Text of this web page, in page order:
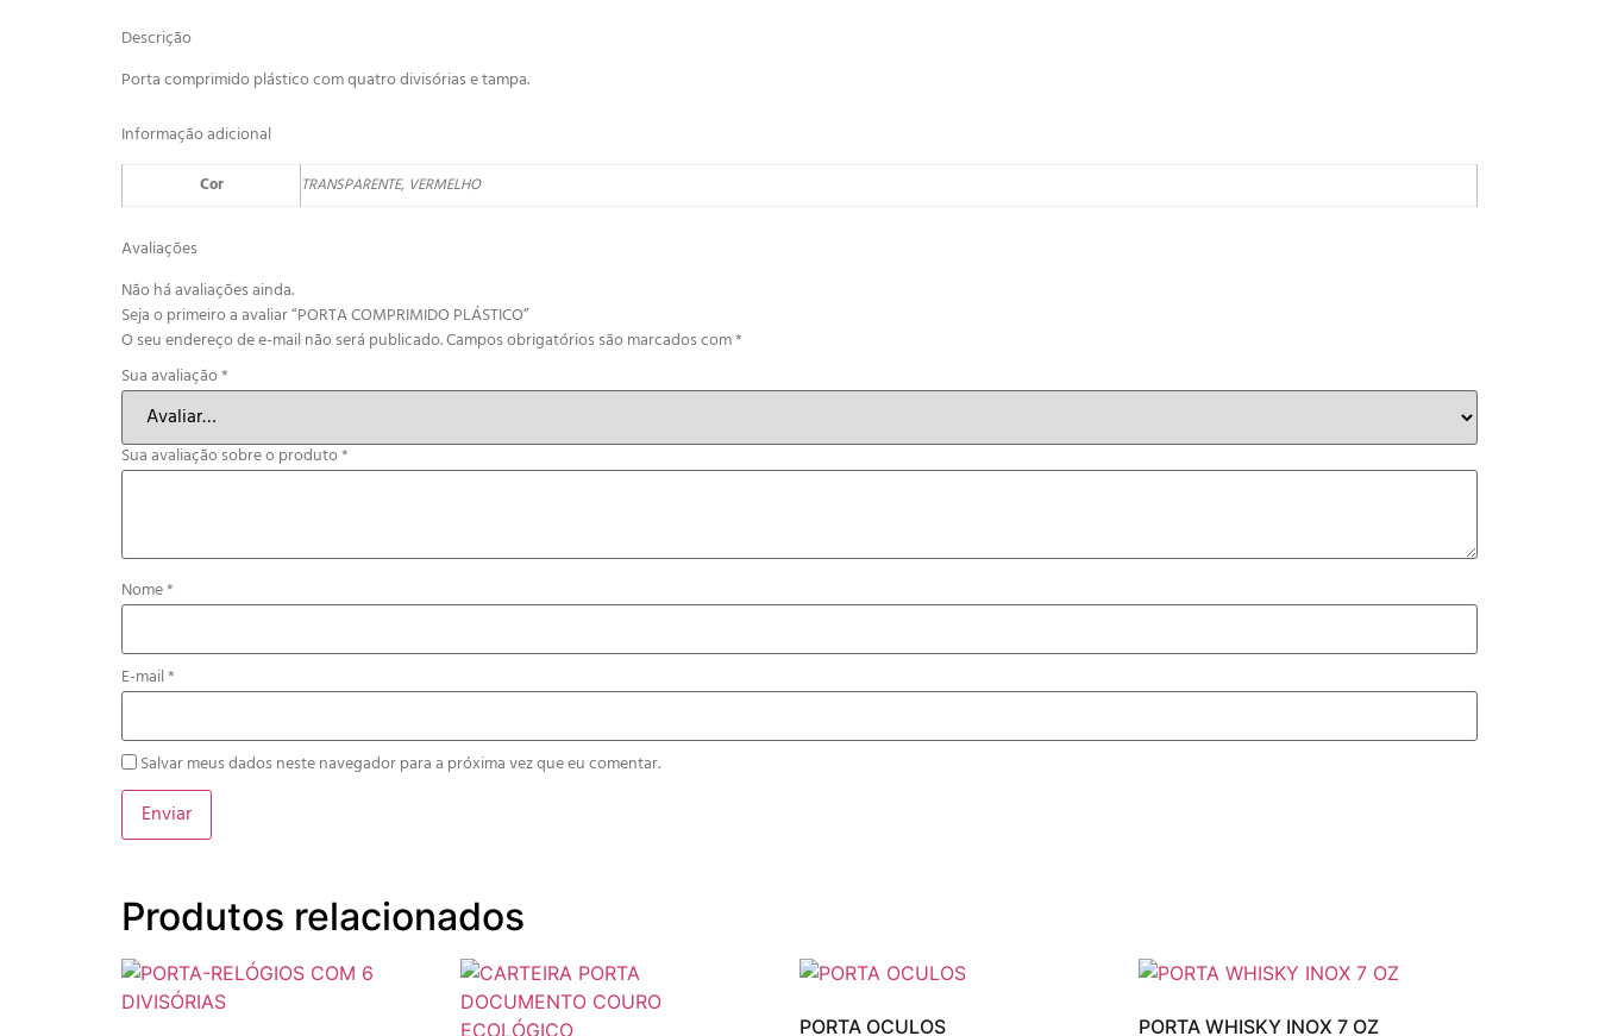
Descrição
Porta comprimido plástico com quatro divisórias e tampa.
Informação adicional
Cor TRANSPARENTE, VERMELHO
Avaliações
Não há avaliações ainda.
Seja o primeiro a avaliar “PORTA COMPRIMIDO PLÁSTICO”
O seu endereço de e-mail não será publicado.Campos obrigatórios são marcados com*
Sua avaliação*
Sua avaliação sobre o produto*
Nome*
E-mail*
Salvar meus dados neste navegador para a próxima vez que eu comentar.
Produtos relacionados
PORTA OCULOS PORTA WHISKY INOX 7 OZ